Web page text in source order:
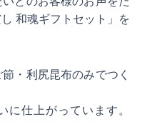
和魂ギフトセット」を
・利尻昆布のみでつく
に仕上がっています。